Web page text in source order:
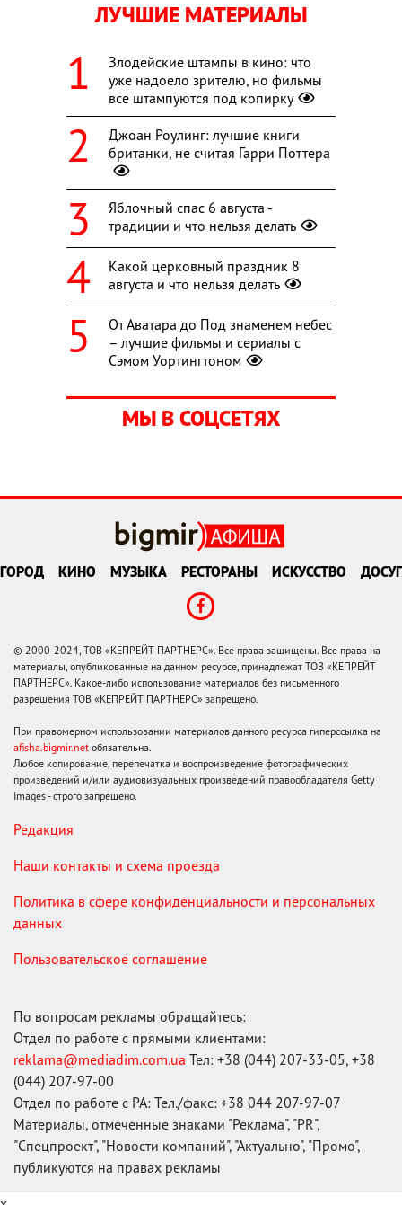
ЛУЧШИЕ МАТЕРИАЛЫ
Злодейские штампы в кино: что
уже надоело зрителю, но фильмы
все штампуются под копирку
Джоан Роулинг: лучшие книги
британки, не считая Гарри Поттера
Яблочный спас 6 августа -
традиции и что нельзя делать
Какой церковный праздник 8
августа и что нельзя делать
От Аватара до Под знаменем небес
– лучшие фильмы и сериалы с
Сэмом Уортингтоном
МЫ В СОЦСЕТЯХ
ГОРОД КИНО МУЗЫКА РЕСТОРАНЫ ИСКУССТВО ДОСУГ
© 2000-2024, ТОВ «КЕПРЕЙТ ПАРТНЕРС». Все права защищены. Все права на
материалы, опубликованные на данном ресурсе, принадлежат ТОВ «КЕПРЕЙТ
ПАРТНЕРС». Какое-либо использование материалов без письменного
разрешения ТОВ «КЕПРЕЙТ ПАРТНЕРС» запрещено.
При правомерном использовании материалов данного ресурса гиперссылка на
afisha.bigmir.net обязательна.
Любое копирование, перепечатка и воспроизведение фотографических
произведений и/или аудиовизуальных произведений правообладателя Getty
Images - строго запрещено.
Редакция
Наши контакты и схема проезда
Политика в сфере конфиденциальности и персональных
данных
Пользовательское соглашение
По вопросам рекламы обращайтесь:
Отдел по работе с прямыми клиентами:
reklama@mediadim.com.ua Тел: +38 (044) 207-33-05, +38
(044) 207-97-00
Отдел по работе с РА: Тел./факс: +38 044 207-97-07
Материалы, отмеченные знаками "Реклама", "PR",
"Спецпроект", "Новости компаний", "Актуально", "Промо",
публикуются на правах рекламы